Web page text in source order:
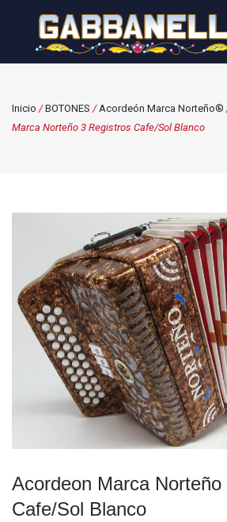
Inicio /BOTONES /Acordeón Marca Norteño®
Marca Norteño 3 Registros Cafe/Sol Blanco
Acordeon Marca
Cafe/Sol Blanco